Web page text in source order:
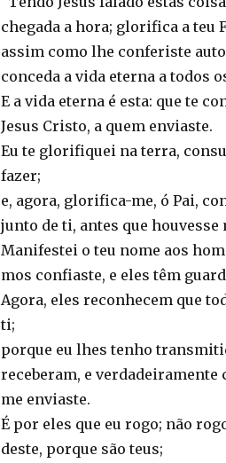
chegada a hora; glorifica a
assim como lhe conferiste
conceda a vida eterna a todos
E a vida eterna é esta: que te
Jesus Cristo, a quem enviaste.
Eu te glorifiquei na terra,
fazer;
e, agora, glorifica-me, ó Pai,
junto de ti, antes que houvesse
Manifestei o teu nome aos
mos confiaste, e eles têm
Agora, eles reconhecem que
ti;
porque eu lhes tenho
receberam, e verdadeiramente
me enviaste.
É por eles que eu rogo; não
deste, porque são teus;